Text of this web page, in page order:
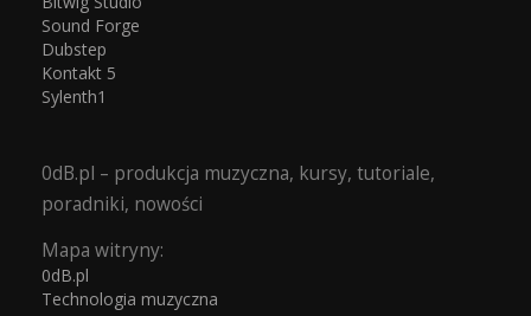
Sound Forge
Dubstep
Kontakt 5
Sylenth1
0dB.pl – produkcja muzyczna, kursy, tutoriale,
poradniki, nowości
Mapa witryny:
0dB.pl
Technologia muzyczna